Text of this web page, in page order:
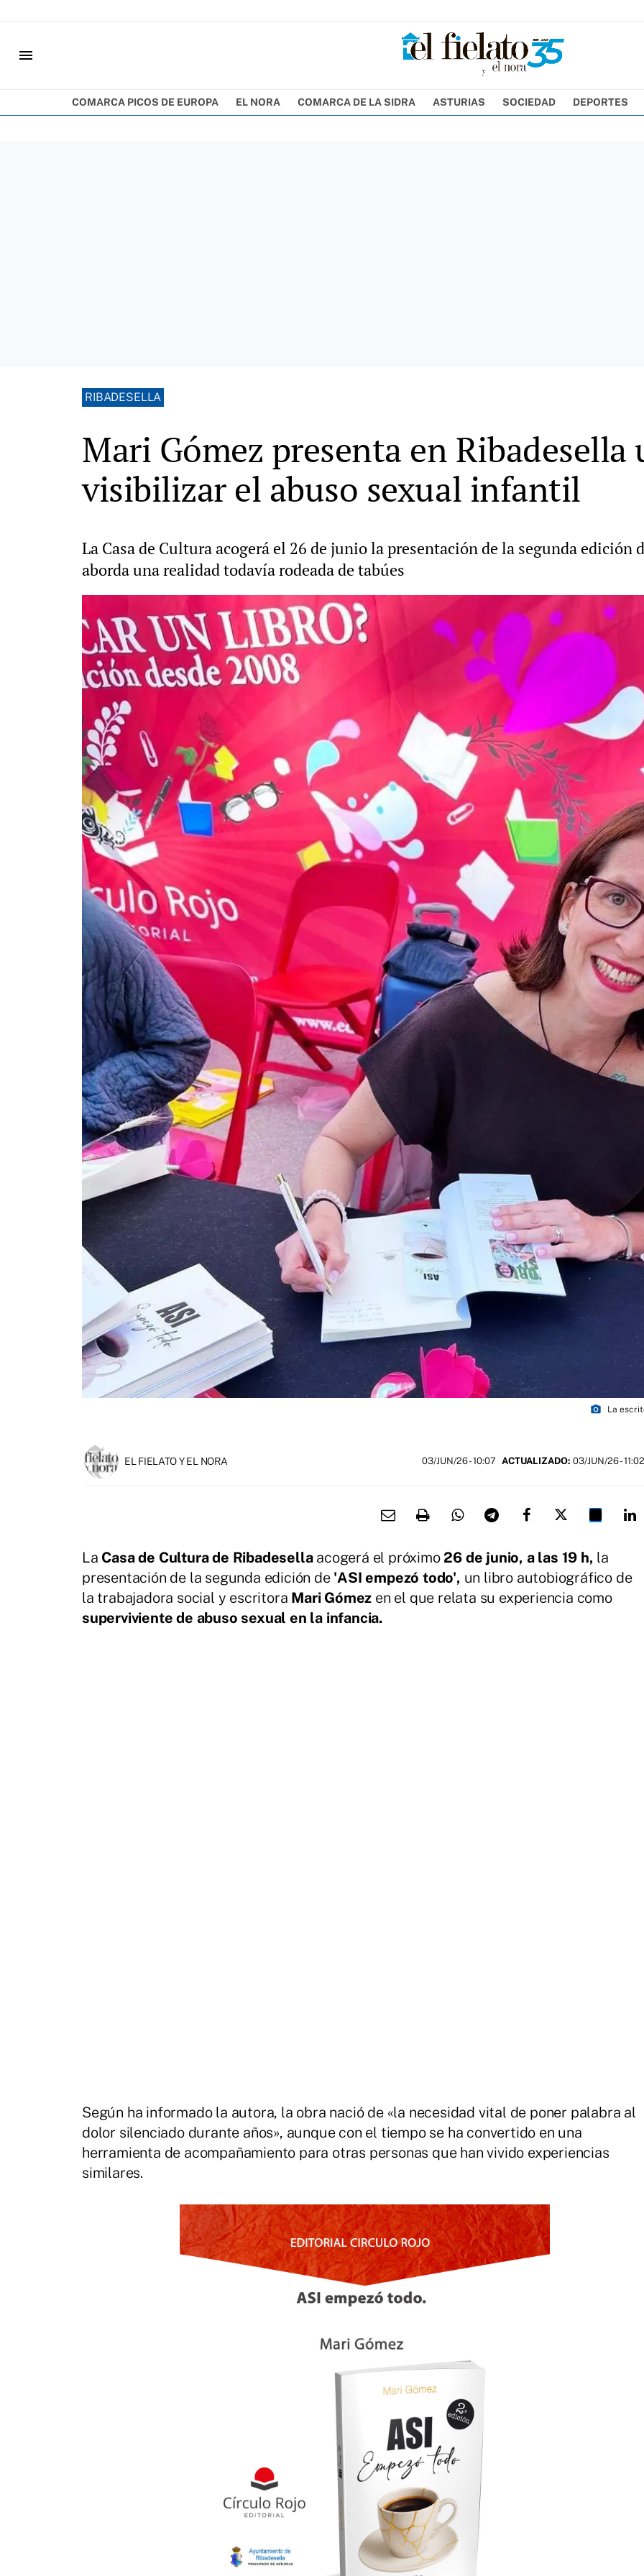
menu
COMARCA PICOS DE EUROPA EL NORA COMARCA DE LA SIDRA ASTURIAS SOCIEDAD DEPORTES
RIBADESELLA
Mari Gómez presenta en
visibilizar el abuso sexual infantil
La Casa de Cultura acogerá el 26 de junio la presentación de la segunda edición
aborda una realidad todavía rodeada de tabúes
photo_camera La
EL FIELATO Y EL NORA 03/JUN/26- 10:07 ACTUALIZADO: 03/JUN/26 - 11:02
La Casa de Cultura de Ribadesellaacogerá el próximo26 de junio, a las 19 h, la
presentación de la segunda edición de 'ASI empezó todo', un libro autobiográfico de
la trabajadora social y escritora Mari Gómez en el que relata su experiencia como
superviviente de abuso sexual en la infancia.
Según ha informado la autora, la obra nació de «la necesidad vital de poner palabra al
dolor silenciado durante años», aunque con el tiempo se ha convertido en una
herramienta de acompañamiento para otras personas que han vivido experiencias
similares.